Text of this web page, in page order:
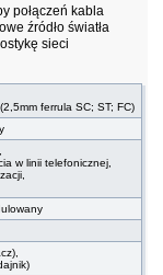
połączeń kabla
źródło światła
sieci
ferrula SC; ST; FC)
w linii telefonicznej,